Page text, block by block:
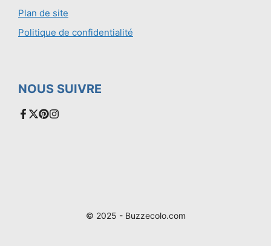
Plan de site
Politique de confidentialité
NOUS SUIVRE
© 2025 - Buzzecolo.com